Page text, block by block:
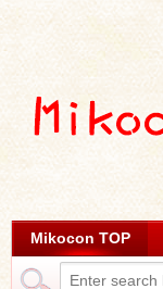
Mikocon TOP